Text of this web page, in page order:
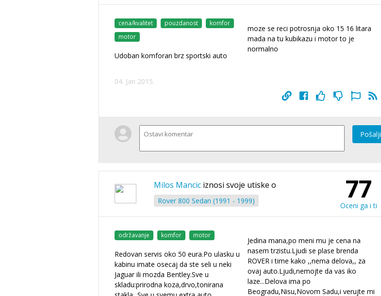
cena/kvalitet pouzdanost
komfor
motor
Udoban komforan brz sportski auto
moze se reci potrosnja oko 15 16 litara
mada na tu kubikazu i motor to je
normalno
04. Jan 2015.
Pošalji
Milos Mancic iznosi svoje utiske o
Rover 800 Sedan (1991 - 1999) 77
Oceni ga i ti
održavanje komfor motor
Redovan servis oko 50 eura.Po ulasku u
kabinu imate osecaj da ste seli u neki
Jaguar ili mozda Bentley.Sve u
skladu:prirodna koza,drvo,tonirana
Jedina mana,po meni mu je cena na
nasem trzistu.Ljudi se plase brenda
ROVER i time kako ,,nema delova,, za
ovaj auto.Ljudi,nemojte da vas iko
laze...Delova ima po
Beogradu,Nisu,Novom Sadu,i verujte mi